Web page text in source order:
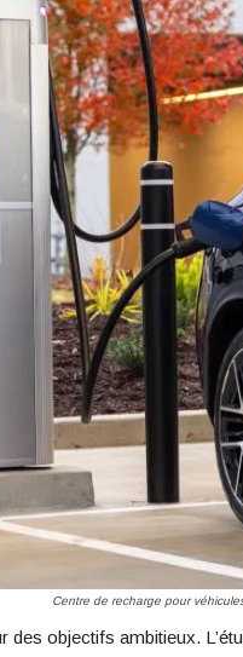
Centre de recharge pour
objectifs ambitieux.